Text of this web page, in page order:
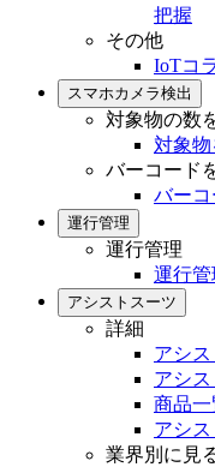
把握
その他
IoTコ
スマホカメラ検出
対象物の数
対象物
バーコード
バー
運行管理
運行管理
運行管
アシストスーツ
詳細
アシ
アシ
商品一
アシ
業界別に見